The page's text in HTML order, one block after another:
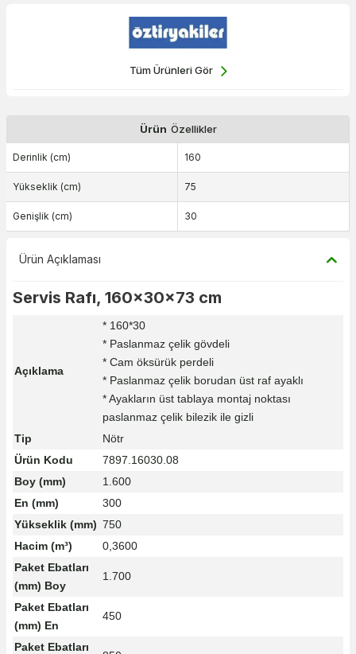
Tüm Ürünleri Gör
Ürün Özellikler
Derinlik (cm) 160
Yükseklik (cm) 75
Genişlik (cm) 30
Ürün Açıklaması
Servis Rafı, 160x30x73 cm
Açıklama
* 160*30
* Paslanmaz çelik gövdeli
* Cam öksürük perdeli
* Paslanmaz çelik borudan üst raf ayaklı
* Ayakların üst tablaya montaj noktası
paslanmaz çelik bilezik ile gizli
Tip
Nötr
Ürün Kodu
7897.16030.08
Boy (mm)
1.600
En (mm)
300
Yükseklik (mm) 750
Hacim (m³)
0,3600
Paket Ebatları
(mm) Boy
1.700
Paket Ebatları
(mm) En
450
Paket Ebatları